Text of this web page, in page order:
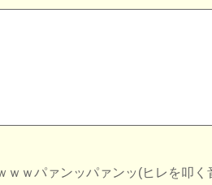
ｗパァンッパァンッ(ヒレを叩く